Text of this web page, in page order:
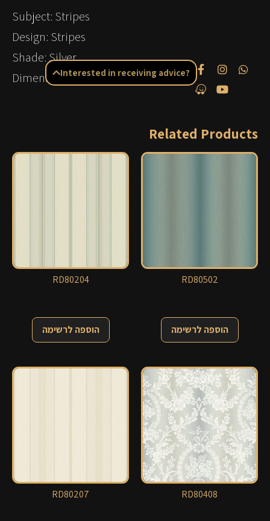
Subject: Stripes
Design: Stripes
Shade: Silver
Dimensions: 0.68×8.63 m
Related Products
RD80204
הוספה לרשימה
RD80502
הוספה לרשימה
RD80207 RD80408
Interested in receiving advice?